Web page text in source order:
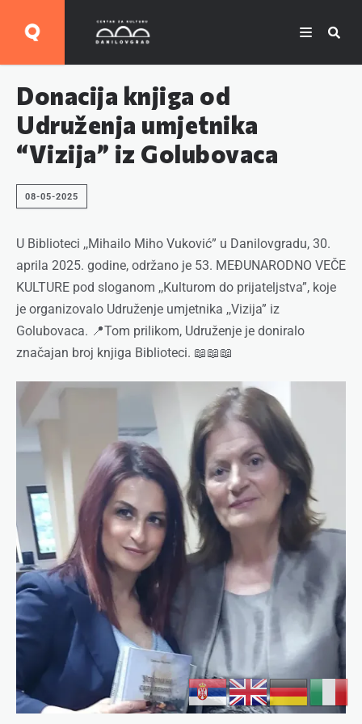
Donacija knjiga od
Udruženja umjetnika
“Vizija” iz Golubovaca
08-05-2025
U Biblioteci ,,Mihailo Miho Vuković” u Danilovgradu, 30.
aprila 2025. godine, održano je 53. MEĐUNARODNO VEČE
KULTURE pod sloganom ,,Kulturom do prijateljstva”, koje
je organizovalo Udruženje umjetnika ,,Vizija” iz
Golubovaca. 📍Tom prilikom, Udruženje je doniralo
značajan broj knjiga Biblioteci. 📖📖📖